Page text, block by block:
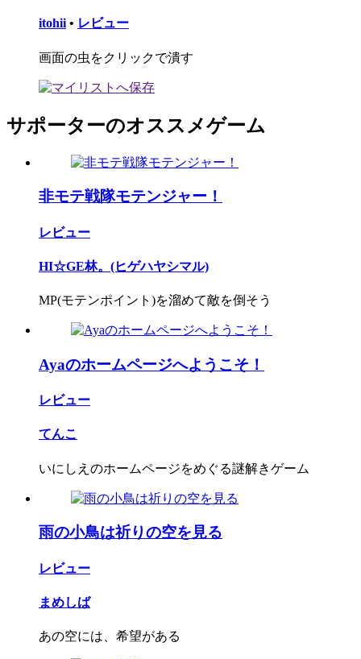
itohii • レビュー
画面の虫をクリックで潰す
サポーターのオススメゲーム
非モテ戦隊モテンジャー！
レビュー
HI☆GE林。(ヒゲハヤシマル)
MP(モテンポイント)を溜めて敵を倒そう
Ayaのホームページへようこそ！
レビュー
てんこ
いにしえのホームページをめぐる謎解きゲーム
雨の小鳥は祈りの空を見る
レビュー
まめしば
あの空には、希望がある